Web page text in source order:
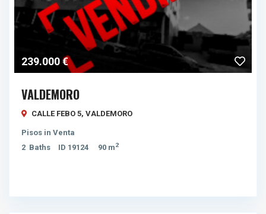
239.000 €
VALDEMORO
CALLE FEBO 5,VALDEMORO
Pisos inVenta
2 Baths ID 19124 90 m2